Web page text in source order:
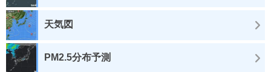
天気図
PM2.5分布予測